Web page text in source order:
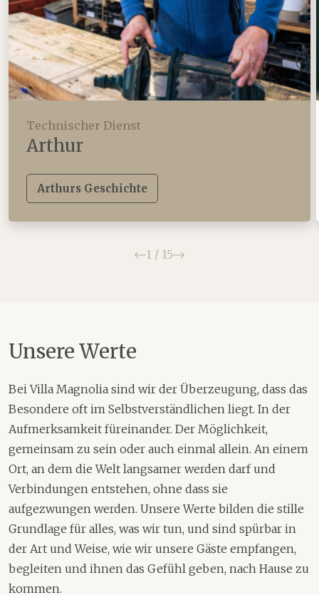
Technischer Dienst
Arthur
Arthurs Geschichte
Zurück
1 / 15 Weiter
Unsere Werte
Bei Villa Magnolia sind wir der Überzeugung, dass das
Besondere oft im Selbstverständlichen liegt. In der
Aufmerksamkeit füreinander. Der Möglichkeit,
gemeinsam zu sein oder auch einmal allein. An einem
Ort, an dem die Welt langsamer werden darf und
Verbindungen entstehen, ohne dass sie
aufgezwungen werden. Unsere Werte bilden die stille
Grundlage für alles, was wir tun, und sind spürbar in
der Art und Weise, wie wir unsere Gäste empfangen,
begleiten und ihnen das Gefühl geben, nach Hause zu
kommen.